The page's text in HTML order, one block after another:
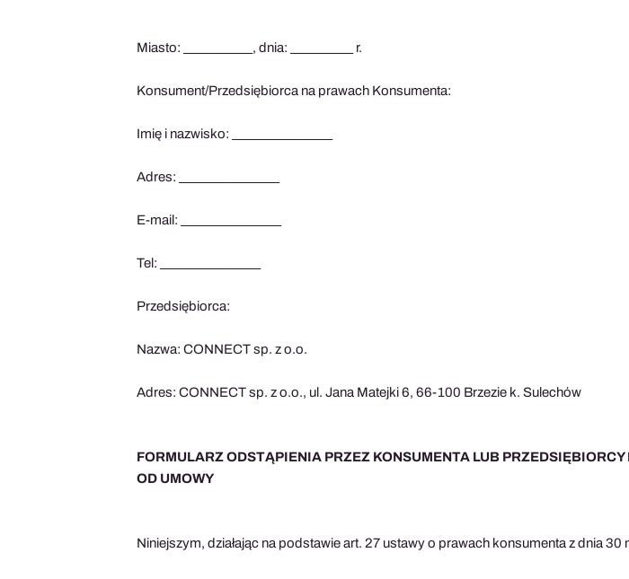
Miasto: ___________, dnia: __________ r.
Konsument/Przedsiębiorca na prawach Konsumenta:
Imię i nazwisko: ________________
Adres: ________________
E-mail: ________________
Tel: ________________
Przedsiębiorca:
Nazwa: CONNECT sp. z o.o.
Adres: CONNECT sp. z o.o., ul. Jana Matejki 6, 66-100 Brzezie k. Sulechów
FORMULARZ ODSTĄPIENIA PRZEZ KONSUMENTA LUB PRZEDSIĘBIORCY
OD UMOWY
Niniejszym, działając na podstawie art. 27 ustawy o prawach konsumenta z dnia 30